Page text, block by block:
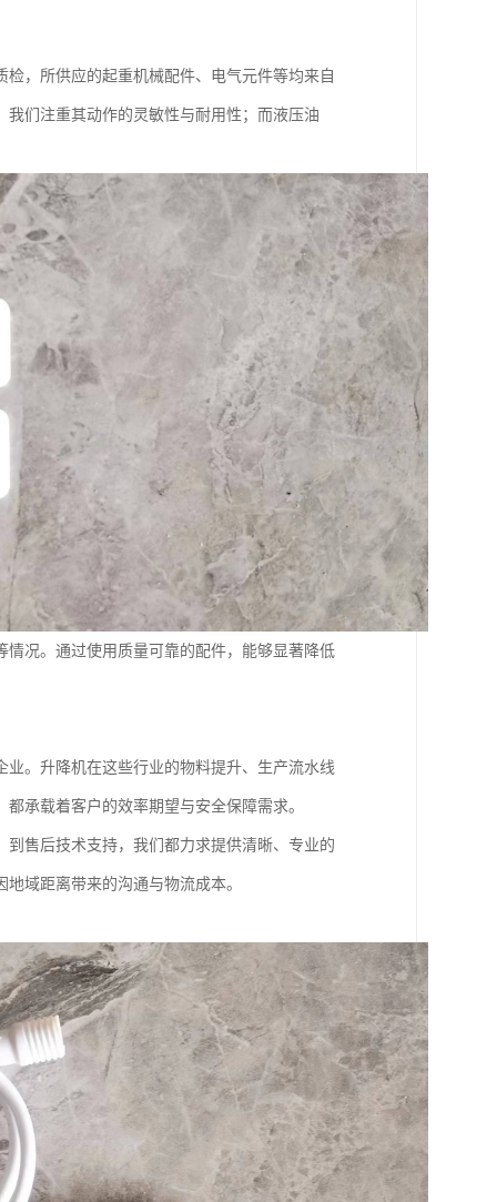
，所供应的起重机械配件、电气元件等均来自
们注重其动作的灵敏性与耐用性；而液压油
况。通过使用质量可靠的配件，能够显著降低
。升降机在这些行业的物料提升、生产流水线
承载着客户的效率期望与安全保障需求。
售后技术支持，我们都力求提供清晰、专业的
域距离带来的沟通与物流成本。